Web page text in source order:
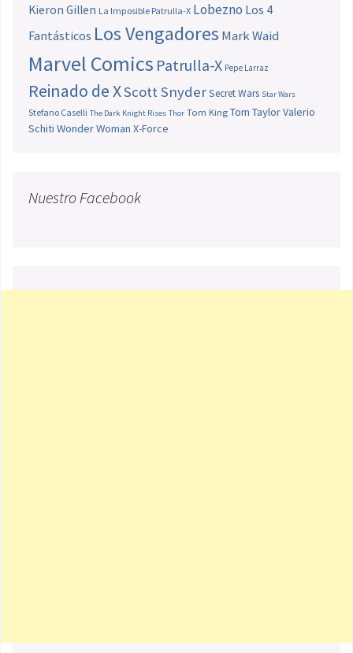
Kieron Gillen La Imposible Patrulla-X Lobezno Los 4
Fantásticos Los Vengadores Mark Waid
Marvel Comics Patrulla-X Pepe Larraz
Reinado de XScott SnyderSecret Wars Star Wars
Stefano Caselli The Dark Knight Rises Thor Tom King Tom TaylorValerio
Schiti Wonder Woman X-Force
Nuestro Facebook